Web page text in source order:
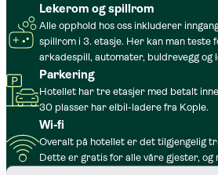
Lekerom og spillrom
Alle opphold hos oss inkluderer
spillrom i 3. etasje. Her kan man teste
arkadespill, automater, buldrevegg og
Parkering
Hotellet har tre etasjer med betalt
30 plasser har elbil-ladere fra Kople.
Wi-fi
Overalt på hotellet er det tilgjengelig
Dette er gratis for alle våre gjester, og